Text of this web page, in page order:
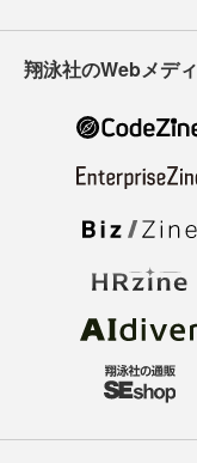
翔泳社のWebメデ